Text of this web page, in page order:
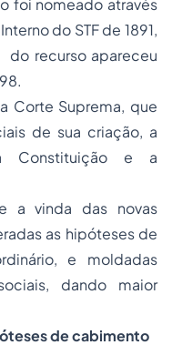
foi nomeado através
do STF de 1891,
do recurso apareceu
Corte Suprema, que
de sua criação, a
Constituição e a
a vinda das novas
as hipóteses de
e moldadas
dando maior
de cabimento